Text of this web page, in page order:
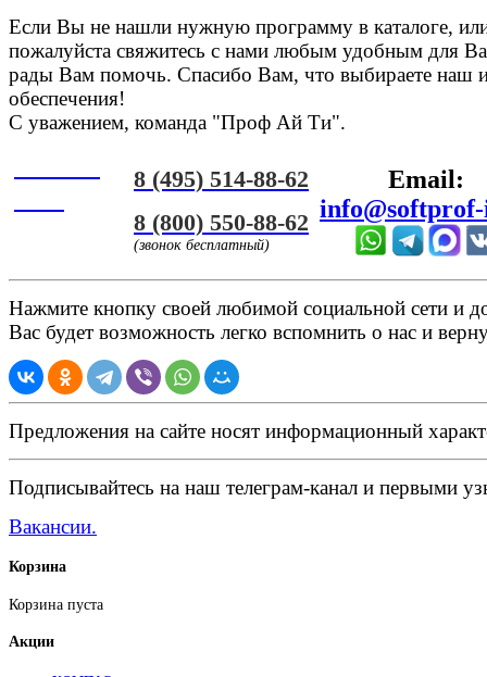
Если Вы не нашли нужную программу в каталоге,
пожалуйста свяжитесь с нами любым удобным для
рады Вам помочь. Спасибо Вам, что выбираете наш
обеспечения!
С уважением, команда "Проф Ай Ти".
8 (495) 514-88-62
8 (800) 550-88-62
(звонок бесплатный)
Email:
Нажмите кнопку своей любимой социальной сети и
Вас будет возможность легко вспомнить о нас и
Предложения на сайте носят информационный
Подписывайтесь на наш телеграм-канал и первыми
Вакансии.
Корзина
Корзина пуста
Акции